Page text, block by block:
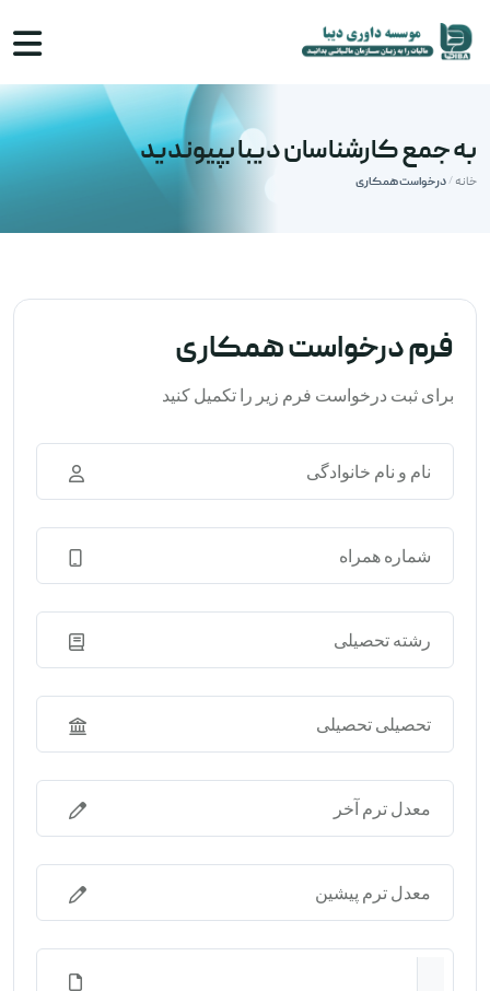
به جمع کارشناسان دیبا بپیوندید
خانه /درخواست همکاری
فرم درخواست همکاری
برای ثبت درخواست فرم زیر را تکمیل کنید